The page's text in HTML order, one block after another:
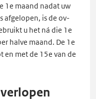
1e maand nadat uw
afgelopen, is de ov-
u het ná die 1e
halve maand. De 1e
en met de 15e van de